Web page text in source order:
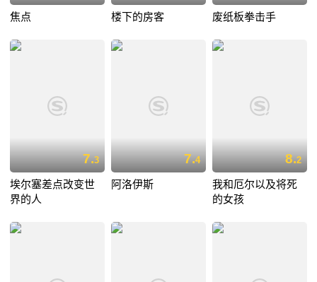
焦点 楼下的房客 废纸板拳击手
7.3
埃尔塞差点改变世
界的人
7.4
阿洛伊斯
8.2
我和厄尔以及将死
的女孩